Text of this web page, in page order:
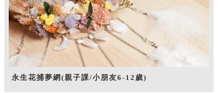
永生花捕夢網(親子課/小朋友6-12歲)